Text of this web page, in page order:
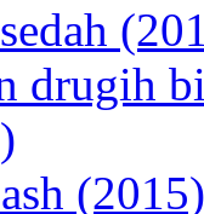
drugih
(2015)